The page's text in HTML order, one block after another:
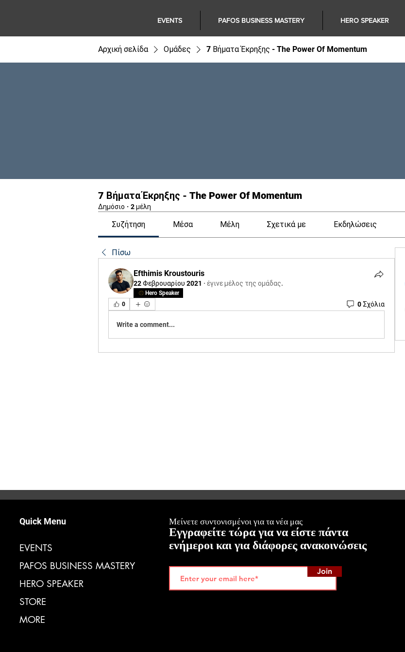
EVENTS PAFOS BUSINESS MASTERY HERO SPEAKER
Αρχική σελίδα Ομάδες 7 Βήματα Έκρηξης - The Power Of Momentum
7 Βήματα Έκρηξης - The Power Of Momentum
Δημόσιο · 2 μέλη
Συζήτηση Μέσα Μέλη Σχετικά με Εκδηλώσεις
Πίσω
Efthimis Kroustouris
22 Φεβρουαρίου 2021 · έγινε μέλος της ομάδας.
Hero Speaker
0
0 Σχόλια
Write a comment...
Quick Menu
EVENTS
PAFOS BUSINESS MASTERY
HERO SPEAKER
STORE
MORE
Μείνετε συντονισμένοι για τα νέα μας
Εγγραφείτε τώρα για να είστε πάντα
ενήμεροι και για διάφορες ανακοινώσεις
Join